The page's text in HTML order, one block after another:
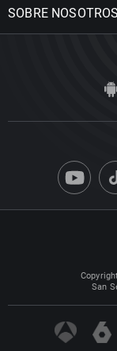
SOBRE NOSOTROS
San